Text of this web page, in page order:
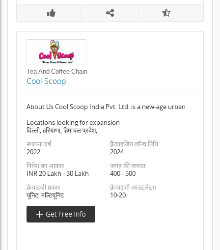
Tea And Coffee Chain
Cool Scoop
About Us Cool Scoop India Pvt. Ltd. is a new-age urban
Locations looking for expansion
दिल्ली, हरियाणा, हिमाचल प्रदेश,
स्थापना वर्ष
2022
फ़्रैंचाइजिंग लॉन्च तिथि
2024
निवेश का आकार
INR 20 Lakh - 30 Lakh
जगह की जरुरत
400 - 500
फ़्रैंचाइजी प्रकार
यूनिट, मल्टियूनिट
फ़्रैंचाइजी आउटलेट्स
10-20